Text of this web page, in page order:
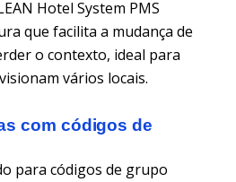
Hotel System PMS
que facilita a mudança de
o contexto, ideal para
vários locais.
com códigos de
para códigos de grupo